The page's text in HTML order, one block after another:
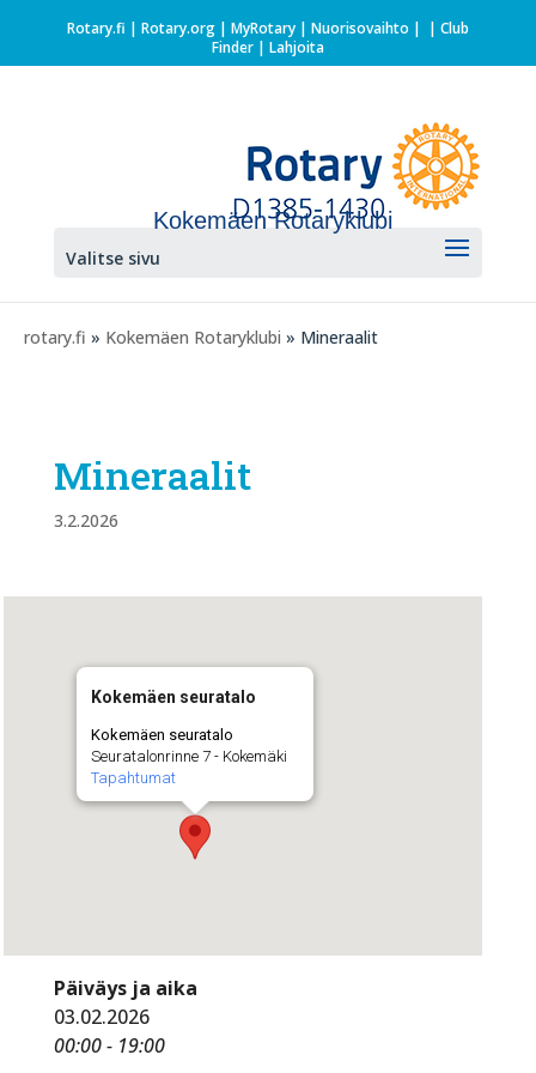
Rotary.fi | Rotary.org| MyRotary | Nuorisovaihto | | Club
Finder| Lahjoita
Kokemäen Rotaryklubi
Valitse sivu
rotary.fi » Kokemäen Rotaryklubi » Mineraalit
Mineraalit
3.2.2026
Kokemäen seuratalo
Kokemäen seuratalo
Seuratalonrinne 7 - Kokemäki
Tapahtumat
Päiväys ja aika
03.02.2026
00:00 - 19:00